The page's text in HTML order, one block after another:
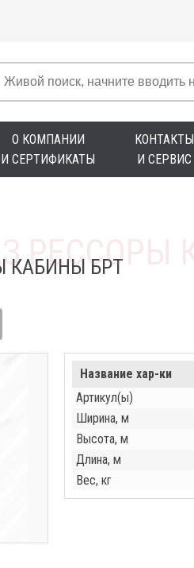
О КОМПАНИИ
И СЕРТИФИКАТЫ
КОНТАКТЫ
И СЕРВИС
КАБИНЫ БРТ
Название хар-ки
Артикул(ы)
Ширина, м
Высота, м
Длина, м
Вес, кг